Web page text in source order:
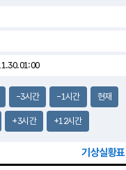
2.8m/s
-3시간 -1시간 현재
+3시간 +12시간
기상실황표